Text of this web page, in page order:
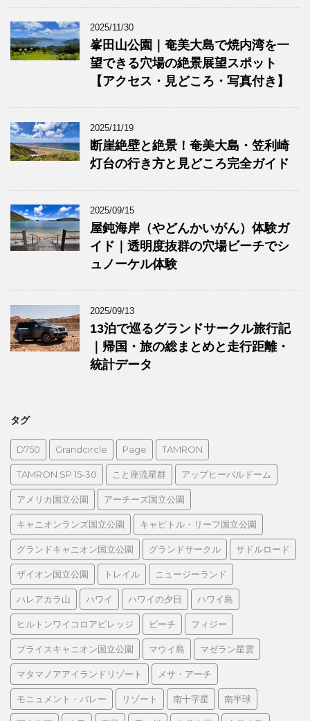
2025/11/30
峯田山公園｜奄美大島で焼内湾を一
望できる穴場の絶景展望スポット
【アクセス・見どころ・写真付き】
2025/11/19
断崖絶壁と絶景！奄美大島・笠利崎
灯台の行き方と見どころ完全ガイド
2025/09/15
屋鈍海岸（やどんかいがん）体験ガ
イド｜透明度抜群の穴場ビーチでシ
ュノーケル体験
2025/09/13
13泊で巡るグランドサークル旅行記
｜帰国・旅の総まとめと走行距離・
統計データ
タグ
D750 Grandcircle Page TAMRON
TAMRON SP 15-30 こと座流星群 アップヒーバルドーム
アメリカ国立公園 アーチーズ国立公園
キャニオンランズ国立公園 キャピトル・リーフ国立公園
グランドキャニオン国立公園 グランドサークル サドルロード
ザイオン国立公園 トレイル ニュージーランド
ハレアカラ山 ハワイ ハワイの夕日 ハワイ島
ヒルトンワイコロアビレッジ ビーチ フィジー
ブライスキャニオン国立公園 マウイ島 マゼラン星雲
マタマノアアイランドリゾート メサ・アーチ
モニュメント・バレー リゾート 南十字星 南半球